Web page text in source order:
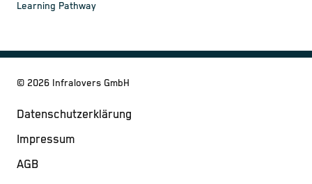
Learning Pathway
© 2026 Infralovers GmbH
Datenschutzerklärung
Impressum
AGB